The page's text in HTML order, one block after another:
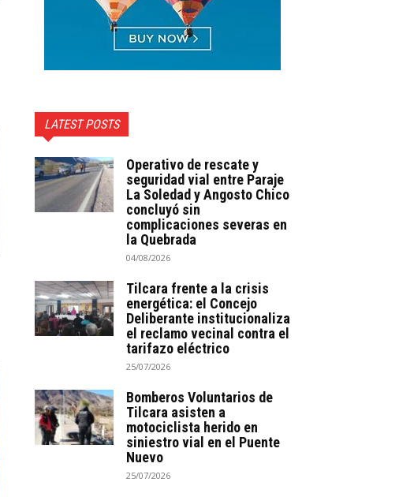
LATEST POSTS
Operativo de rescate y
seguridad vial entre Paraje
La Soledad y Angosto Chico
concluyó sin
complicaciones severas en
la Quebrada
04/08/2026
Tilcara frente a la crisis
energética: el Concejo
Deliberante institucionaliza
el reclamo vecinal contra el
tarifazo eléctrico
25/07/2026
Bomberos Voluntarios de
Tilcara asisten a
motociclista herido en
siniestro vial en el Puente
Nuevo
25/07/2026